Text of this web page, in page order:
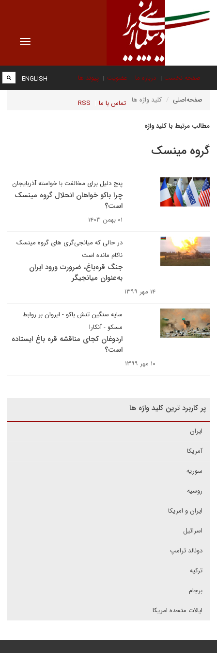
Toggle
صفحه نخست درباره ما عضویت پیوند ها
تماس با ما RSS
ENGLISH
صفحه‌اصلی کلید واژه ها
مطالب مرتبط با کلید واژه
گروه مینسک
پنج دلیل برای مخالفت با خواسته آذربایجان
چرا باکو خواهان انحلال گروه مینسک
است؟
۰۱ بهمن ۱۴۰۳
در حالی که میانجی‌گری های گروه مینسک
ناکام مانده است
جنگ قره‌باغ، ضرورت ورود ایران
به‌عنوان میانجی‎گر
۱۴ مهر ۱۳۹۹
سایه سنگین تنش باکو - ایروان بر روابط
مسکو - آنکارا
اردوغان کجای مناقشه قره باغ ایستاده
است؟
۱۰ مهر ۱۳۹۹
پر کاربرد ترین کلید واژه ها
ایران
آمریکا
سوریه
روسیه
ایران و امریکا
اسرائیل
دونالد ترامپ
ترکیه
برجام
ایالات متحده امریکا